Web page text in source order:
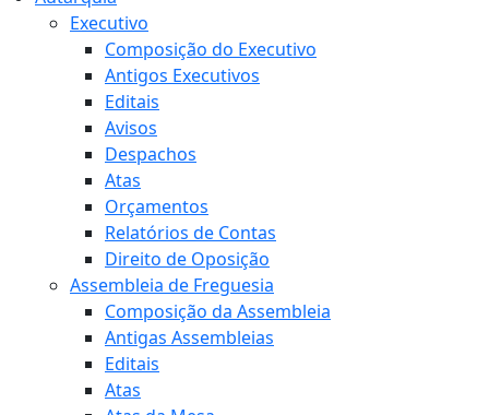
Executivo
Composição do Executivo
Antigos Executivos
Editais
Avisos
Despachos
Atas
Orçamentos
Relatórios de Contas
Direito de Oposição
Assembleia de Freguesia
Composição da Assembleia
Antigas Assembleias
Editais
Atas